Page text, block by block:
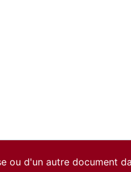
ou d'un autre document